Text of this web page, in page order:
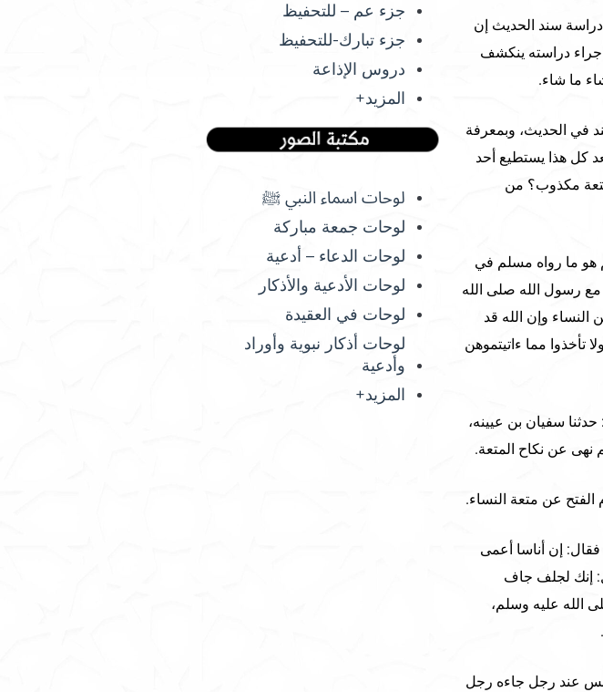
سند الحديث إن
جراء دراسته ينكشف
ما شاء.
في الحديث، وبمعرفة
كل هذا يستطيع أحد
مكذوب؟ من
هو ما رواه مسلم في
رسول الله صلى الله
النساء وإن الله قد
مما ءاتيتموهن
سفيان بن عيينه،
نهى عن نكاح المتعة.
عن متعة النساء.
فقال: إن أناسا أعمى
إنك لجلف جاف
الله عليه وسلم،
عند رجل جاءه رجل
جزء عم – للتحفيظ
جزء تبارك-للتحفيظ
دروس الإذاعة
المزيد+
لوحات اسماء النبي ﷺ
لوحات جمعة مباركة
لوحات الدعاء – أدعية
لوحات الأدعية والأذكار
لوحات في العقيدة
لوحات أذكار نبوية وأوراد
وأدعية
المزيد+